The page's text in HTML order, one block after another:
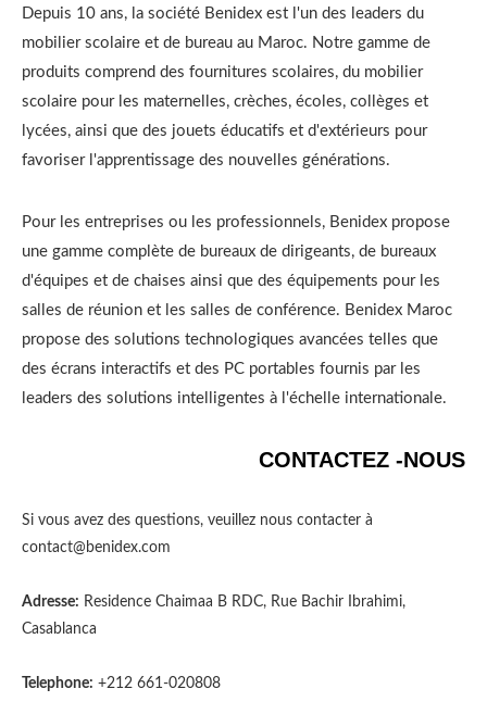
Depuis 10 ans, la société Benidex est l'un des leaders du
mobilier scolaire et de bureau au Maroc. Notre gamme de
produits comprend des fournitures scolaires, du mobilier
scolaire pour les maternelles, crèches, écoles, collèges et
lycées, ainsi que des jouets éducatifs et d'extérieurs pour
favoriser l'apprentissage des nouvelles générations.
Pour les entreprises ou les professionnels, Benidex propose
une gamme complète de bureaux de dirigeants, de bureaux
d'équipes et de chaises ainsi que des équipements pour les
salles de réunion et les salles de conférence. Benidex Maroc
propose des solutions technologiques avancées telles que
des écrans interactifs et des PC portables fournis par les
leaders des solutions intelligentes à l'échelle internationale.
CONTACTEZ -NOUS
Si vous avez des questions, veuillez nous contacter à
contact@benidex.com
Adresse: Residence Chaimaa B RDC, Rue Bachir Ibrahimi,
Casablanca
Telephone: +212 661-020808